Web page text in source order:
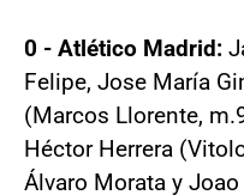
0 - Atlético Madrid:
Felipe, Jose María
(Marcos Llorente,
Héctor Herrera
Álvaro Morata y